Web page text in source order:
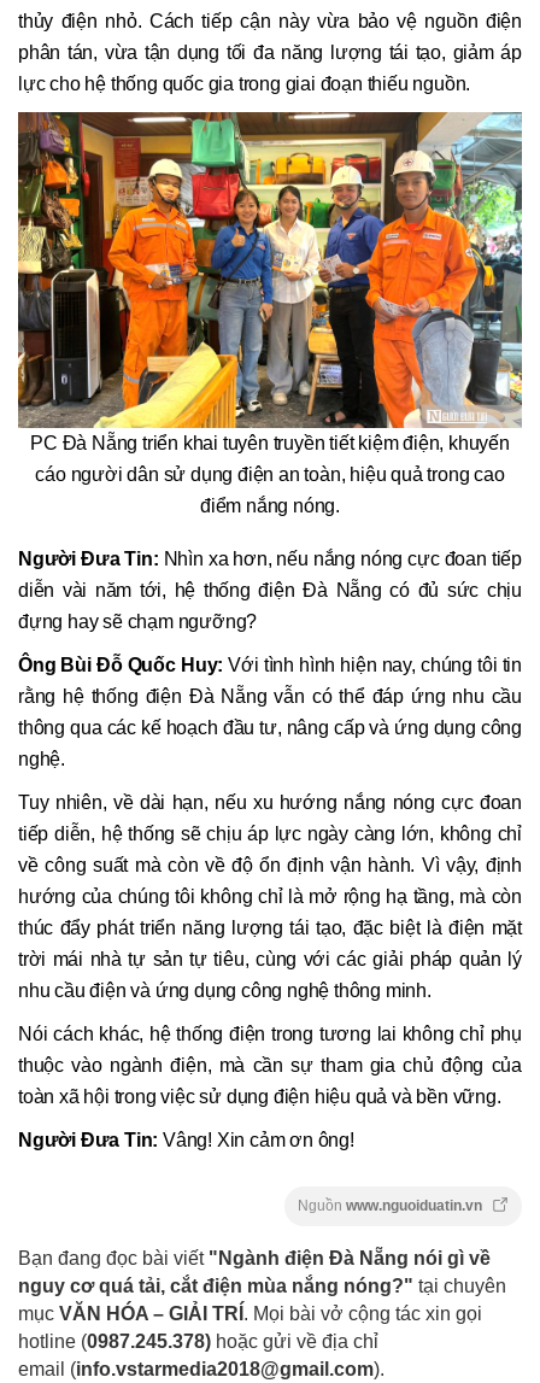
thủy điện nhỏ. Cách tiếp cận này vừa bảo vệ nguồn điện
phân tán, vừa tận dụng tối đa năng lượng tái tạo, giảm áp
lực cho hệ thống quốc gia trong giai đoạn thiếu nguồn.
PC Đà Nẵng triển khai tuyên truyền tiết kiệm điện, khuyến
cáo người dân sử dụng điện an toàn, hiệu quả trong cao
điểm nắng nóng.
Người Đưa Tin: Nhìn xa hơn, nếu nắng nóng cực đoan tiếp
diễn vài năm tới, hệ thống điện Đà Nẵng có đủ sức chịu
đựng hay sẽ chạm ngưỡng?
Ông Bùi Đỗ Quốc Huy:Với tình hình hiện nay, chúng tôi tin
rằng hệ thống điện Đà Nẵng vẫn có thể đáp ứng nhu cầu
thông qua các kế hoạch đầu tư, nâng cấp và ứng dụng công
nghệ.
Tuy nhiên, về dài hạn, nếu xu hướng nắng nóng cực đoan
tiếp diễn, hệ thống sẽ chịu áp lực ngày càng lớn, không chỉ
về công suất mà còn về độ ổn định vận hành. Vì vậy, định
hướng của chúng tôi không chỉ là mở rộng hạ tầng, mà còn
thúc đẩy phát triển năng lượng tái tạo, đặc biệt là điện mặt
trời mái nhà tự sản tự tiêu, cùng với các giải pháp quản lý
nhu cầu điện và ứng dụng công nghệ thông minh.
Nói cách khác, hệ thống điện trong tương lai không chỉ phụ
thuộc vào ngành điện, mà cần sự tham gia chủ động của
toàn xã hội trong việc sử dụng điện hiệu quả và bền vững.
Người Đưa Tin: Vâng! Xin cảm ơn ông!
Nguồn www.nguoiduatin.vn
Bạn đang đọc bài viết "Ngành điện Đà Nẵng nói gì về
nguy cơ quá tải, cắt điện mùa nắng nóng?" tại chuyên
mục VĂN HÓA – GIẢI TRÍ . Mọi bài vở cộng tác xin gọi
hotline (0987.245.378) hoặc gửi về địa chỉ
email (info.vstarmedia2018@gmail.com).